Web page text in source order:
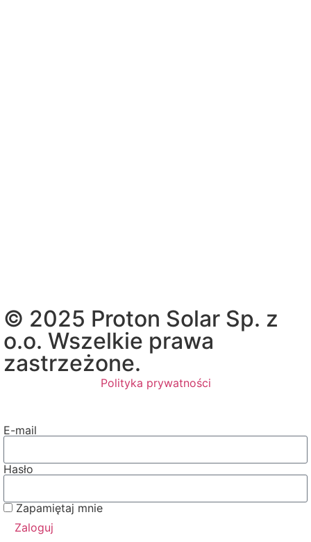
© 2025 Proton Solar Sp. z
o.o. Wszelkie prawa
zastrzeżone.
Polityka prywatności
E-mail
Hasło
Zapamiętaj mnie
Zaloguj